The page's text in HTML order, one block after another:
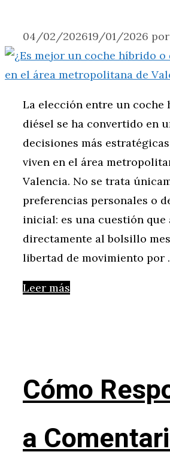
04/02/202619/01/2026 por
La elección entre un coche
diésel se ha convertido en
decisiones más
viven en el área
Valencia. No se trata
preferencias personales o
inicial: es una cuestión que
directamente al bolsillo
libertad de movimiento por
Leer más
Cómo
a